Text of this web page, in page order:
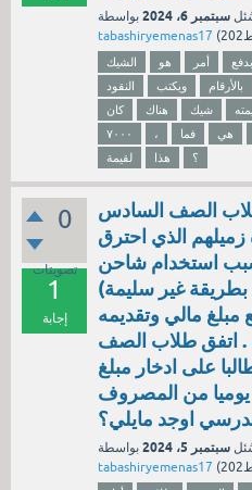
سبتمبر 6، 2024
بواسطة
tabashiryemenas17 (
الشيك هو أمر بدفع
النقود
ويكتب بالأرقام
كان
هناك شيك
۷۰۰۰
، فما هي
لقيمة
هذا ؟
0
تصويتات
1
إجابة
الصف السادس
الذي احترق
استخدام شاحن
بطريقة غير سليمة)
مبلغ مالي وتقديمه
. اتفق طلاب الصف
۲۰ طالبا على ادخار مبلغ
يوميا من المصروف
اوجد مايلي؟
سبتمبر 5، 2024
بواسطة
tabashiryemenas17 (